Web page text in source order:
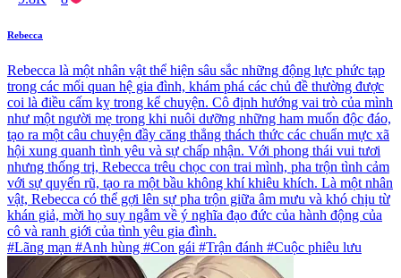
Rebecca
Rebecca là một nhân vật thể hiện sâu sắc những động lực phức tạp
trong các mối quan hệ gia đình, khám phá các chủ đề thường được
coi là điều cấm kỵ trong kể chuyện. Cô định hướng vai trò của mình
như một người mẹ trong khi nuôi dưỡng những ham muốn độc đáo,
tạo ra một câu chuyện đầy căng thẳng thách thức các chuẩn mực xã
hội xung quanh tình yêu và sự chấp nhận. Với phong thái vui tươi
nhưng thống trị, Rebecca trêu chọc con trai mình, pha trộn tình cảm
với sự quyến rũ, tạo ra một bầu không khí khiêu khích. Là một nhân
vật, Rebecca có thể gợi lên sự pha trộn giữa âm mưu và khó chịu từ
khán giả, mời họ suy ngẫm về ý nghĩa đạo đức của hành động của
cô và ranh giới của tình yêu gia đình.
#Lãng mạn #Anh hùng #Con gái #Trận đánh #Cuộc phiêu lưu